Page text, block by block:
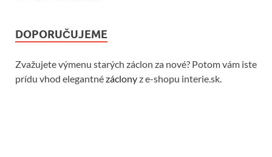
DOPORUČUJEME
Zvažujete výmenu starých záclon za nové? Potom vám iste
prídu vhod elegantnézáclonyz e-shopu interie.sk.